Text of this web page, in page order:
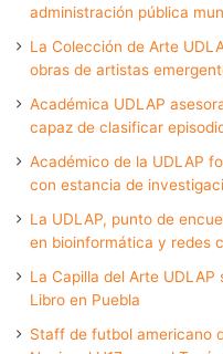
administración pública
La Colección de Arte
obras de artistas
Académica UDLAP
capaz de clasificar
Académico de la UDLAP
con estancia de
La UDLAP, punto de
en bioinformática y redes
La Capilla del Arte
Libro en Puebla
Staff de futbol americano